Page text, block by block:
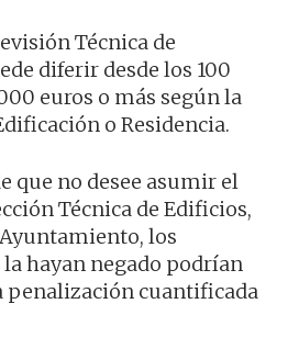
Técnica de
diferir desde los 100
euros o más según la
o Residencia.
que no desee asumir el
Técnica de Edificios,
los
hayan negado podrían
penalización cuantificada